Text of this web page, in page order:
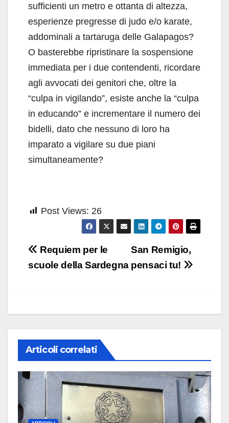
sufficienti un metro e ottanta di altezza,
esperienze pregresse di judo e/o karate,
addominali a tartaruga delle Galapagos?
O basterebbe ripristinare la sospensione
immediata per i due contendenti, ricordare
agli avvocati dei genitori che, oltre la
“culpa in vigilando”, esiste anche la “culpa
in educando” e incrementare il numero dei
bidelli, dato che nessuno di loro ha
imparato a vigilare su due piani
simultaneamente?
Post Views: 26
Navigazione
articoli
San Remigio,
pensaci tu!
Requiem per le
scuole della Sardegna
Articoli correlati